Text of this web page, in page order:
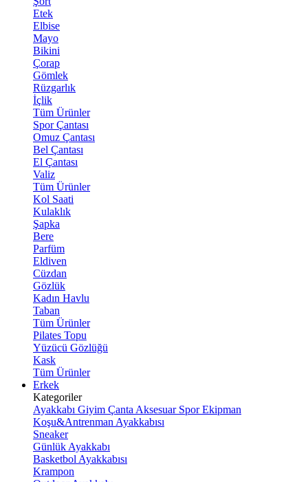
Etek
Elbise
Mayo
Bikini
Çorap
Gömlek
Rüzgarlık
İçlik
Tüm Ürünler
Spor Çantası
Omuz Çantası
Bel Çantası
El Çantası
Valiz
Tüm Ürünler
Kol Saati
Kulaklık
Şapka
Bere
Parfüm
Eldiven
Cüzdan
Gözlük
Kadın Havlu
Taban
Tüm Ürünler
Pilates Topu
Yüzücü Gözlüğü
Kask
Tüm Ürünler
Erkek
Kategoriler
Ayakkabı Giyim Çanta Aksesuar Spor Ekipman
Koşu&Antrenman Ayakkabısı
Sneaker
Günlük Ayakkabı
Basketbol Ayakkabısı
Krampon